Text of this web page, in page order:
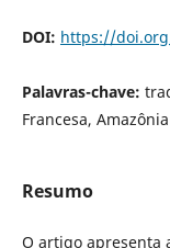
DOI: https://
Palavras-chave:
Francesa, Amazônia
Resumo
O artigo apresenta